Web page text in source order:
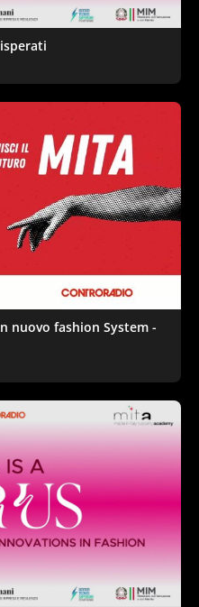
nuovo fashion System -